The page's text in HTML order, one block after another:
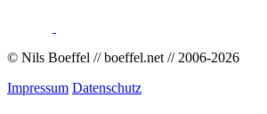
© Nils Boeffel // boeffel.net // 2006-2026
Impressum Datenschutz